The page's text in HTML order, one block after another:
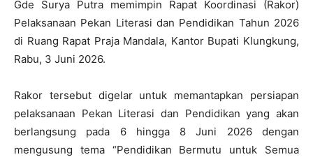
Gde Surya Putra memimpin Rapat Koordinasi (Rakor)
Pelaksanaan Pekan Literasi dan Pendidikan Tahun 2026
di Ruang Rapat Praja Mandala, Kantor Bupati Klungkung,
Rabu, 3 Juni 2026.
Rakor tersebut digelar untuk memantapkan persiapan
pelaksanaan Pekan Literasi dan Pendidikan yang akan
berlangsung pada 6 hingga 8 Juni 2026 dengan
mengusung tema “Pendidikan Bermutu untuk Semua